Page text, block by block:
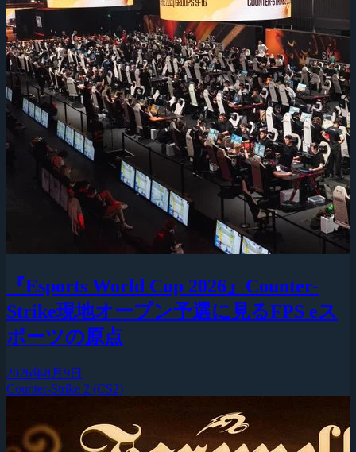
『Esports World Cup 2026』Counter-
Strike現地オープン予選に見るFPS eス
ポーツの原点
2026年8月9日
Counter-Strike 2 (CS2)